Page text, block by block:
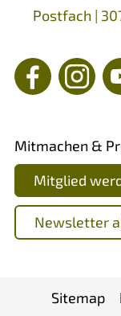
Postfach |
Mitmachen &
Mitglied
Newsletter
Sitemap